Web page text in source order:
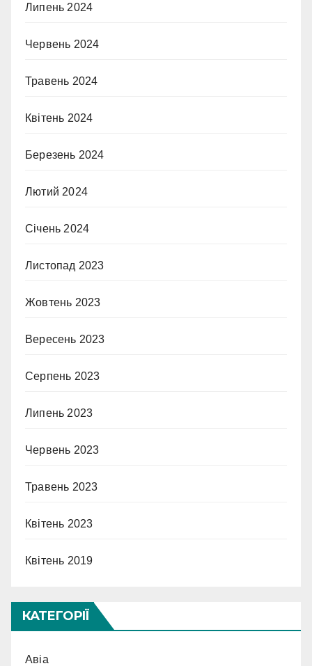
Липень 2024
Червень 2024
Травень 2024
Квітень 2024
Березень 2024
Лютий 2024
Січень 2024
Листопад 2023
Жовтень 2023
Вересень 2023
Серпень 2023
Липень 2023
Червень 2023
Травень 2023
Квітень 2023
Квітень 2019
КАТЕГОРІЇ
Авіа